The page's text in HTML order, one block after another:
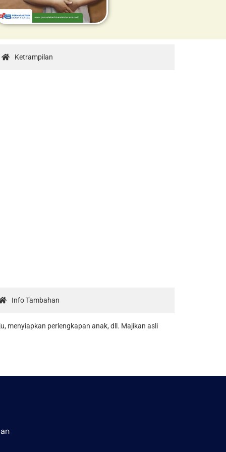
Ketrampilan
Info Tambahan
menyiapkan perlengkapan anak, dll. Majikan asli